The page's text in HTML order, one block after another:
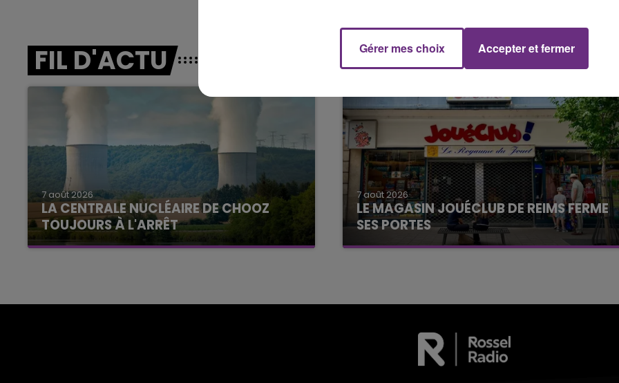
FIL D'ACTU
7 août 2026
LA CENTRALE NUCLÉAIRE DE CHOOZ
TOUJOURS À L'ARRÊT
Cela fait déjà une semaine que la centrale
7 août 2026
LE MAGASIN JOUÉCLUB DE REIMS FERME
SES PORTES
C'était l'une des institutions du centre-ville
Gérer mes choix Accepter et fermer